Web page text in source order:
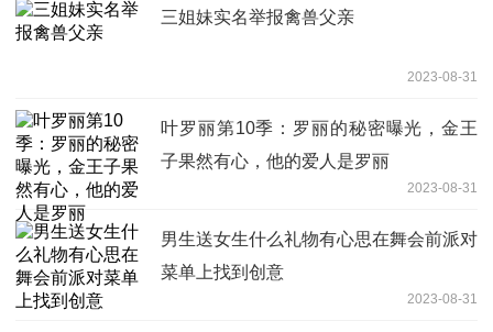
三姐妹实名举报禽兽父亲
2023-08-31
叶罗丽第10季：罗丽的秘密曝光，金王
子果然有心，他的爱人是罗丽
2023-08-31
男生送女生什么礼物有心思在舞会前派对
菜单上找到创意
2023-08-31